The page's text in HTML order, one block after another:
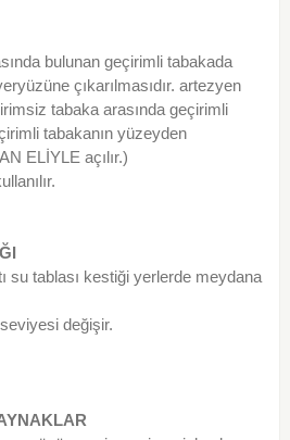
bulunan geçirimli tabakada
çıkarılmasıdır. artezyen
tabaka arasında geçirimli
tabakanın yüzeyden
ELİYLE açılır.)
su tablası kestiği yerlerde meydana
değişir.